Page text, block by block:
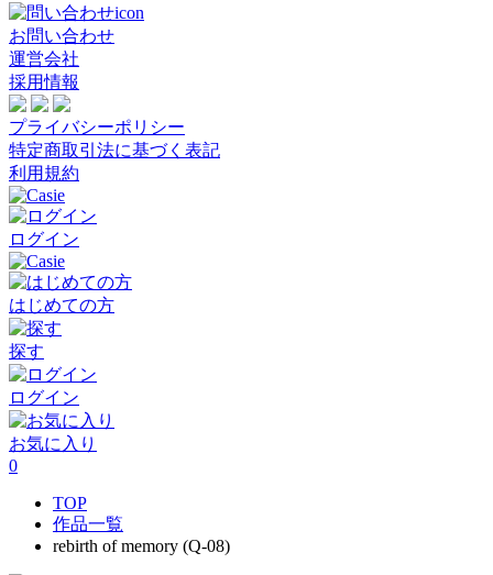
お問い合わせ
運営会社
採用情報
プライバシーポリシー
特定商取引法に基づく表記
利用規約
ログイン
はじめての方
探す
ログイン
お気に入り
0
TOP
作品一覧
rebirth of memory (Q-08)